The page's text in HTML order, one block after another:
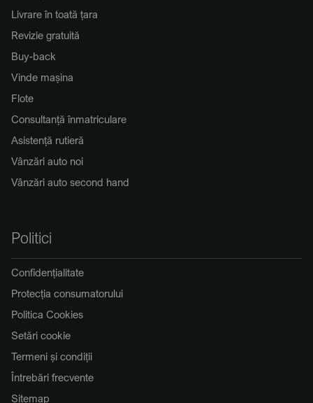
Livrare în toată țara
Revizie gratuită
Buy-back
Vinde mașina
Flote
Consultanță înmatriculare
Asistență rutieră
Vânzări auto noi
Vânzări auto second hand
Politici
Confidențialitate
Protecția consumatorului
Politica Cookies
Setări cookie
Termeni și condiții
Întrebări frecvente
Sitemap